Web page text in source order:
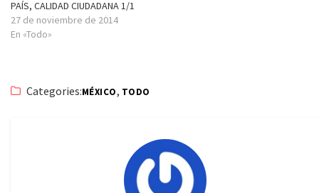
PAÍS, CALIDAD CIUDADANA 1/1
27 de noviembre de 2014
En «Todo»
Categories:MÉXICO, TODO